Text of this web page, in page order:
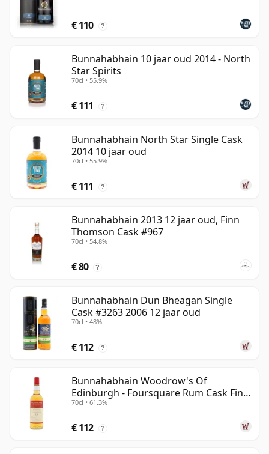
€ 110 ?
Bunnahabhain 10 jaar oud 2014 - North
Star Spirits
70cl • 55.9%
€ 111 ?
Bunnahabhain North Star Single Cask
2014 10 jaar oud
70cl • 55.9%
€ 111 ?
Bunnahabhain 2013 12 jaar oud, Finn
Thomson Cask #967
70cl • 54.8%
€ 80 ?
Bunnahabhain Dun Bheagan Single
Cask #3263 2006 12 jaar oud
70cl • 48%
€ 112 ?
Bunnahabhain Woodrow's Of
Edinburgh - Foursquare Rum Cask Finis
2013 13 jaar oud
70cl • 61.3%
€ 112 ?